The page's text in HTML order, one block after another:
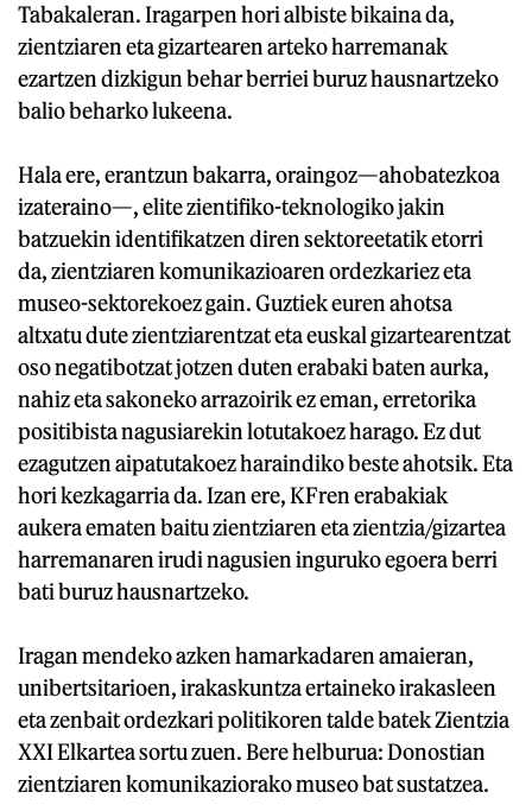
Tabakaleran. Iragarpen hori albiste bikaina da,
zientziaren eta gizartearen arteko harremanak
ezartzen dizkigun behar berriei buruz hausnartzeko
balio beharko lukeena.
Hala ere, erantzun bakarra, oraingoz—ahobatezkoa
izateraino—, elite zientifiko-teknologiko jakin
batzuekin identifikatzen diren sektoreetatik etorri
da, zientziaren komunikazioaren ordezkariez eta
museo-sektorekoez gain. Guztiek euren ahotsa
altxatu dute zientziarentzat eta euskal gizartearentzat
oso negatibotzat jotzen duten erabaki baten aurka,
nahiz eta sakoneko arrazoirik ez eman, erretorika
positibista nagusiarekin lotutakoez harago. Ez dut
ezagutzen aipatutakoez haraindiko beste ahotsik. Eta
hori kezkagarria da. Izan ere, KFren erabakiak
aukera ematen baitu zientziaren eta zientzia/gizartea
harremanaren irudi nagusien inguruko egoera berri
bati buruz hausnartzeko.
Iragan mendeko azken hamarkadaren amaieran,
unibertsitarioen, irakaskuntza ertaineko irakasleen
eta zenbait ordezkari politikoren talde batek Zientzia
XXI Elkartea sortu zuen. Bere helburua: Donostian
zientziaren komunikaziorako museo bat sustatzea.